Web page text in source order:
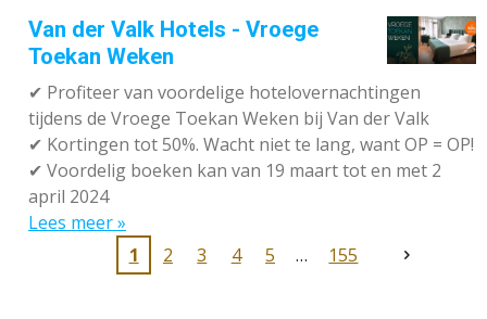
Van der Valk Hotels - Vroege
Toekan Weken
✔ Profiteer van voordelige hotelovernachtingen
tijdens de Vroege Toekan Weken bij Van der Valk
✔ Kortingen tot 50%. Wacht niet te lang, want OP = OP!
✔ Voordelig boeken kan van 19 maart tot en met 2
april 2024
Lees meer »
1
2 3 4 5 155